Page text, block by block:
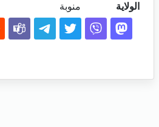
الولاية منوبة